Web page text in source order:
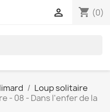
shopping_cart (0)

Loup solitaire
- 08 - Dans l'enfer de la